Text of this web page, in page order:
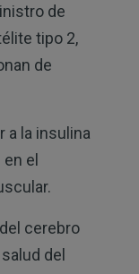
de
tipo 2,
de
a la insulina
el
cerebro
del